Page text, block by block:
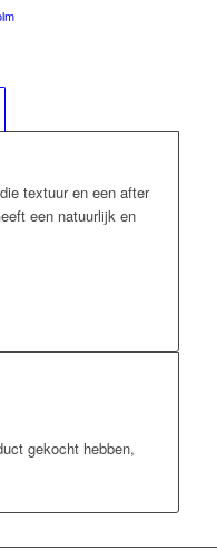
textuur en een after
een natuurlijk en
gekocht hebben,